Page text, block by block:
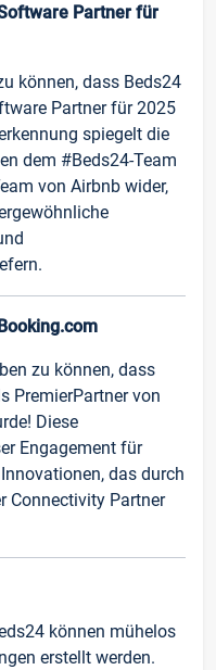
Partner für
können, dass Beds24
Partner für 2025
spiegelt die
dem #Beds24-Team
von Airbnb wider,
zu können, dass
PremierPartner von
Diese
Engagement für
das durch
Connectivity Partner
können mühelos
erstellt werden.